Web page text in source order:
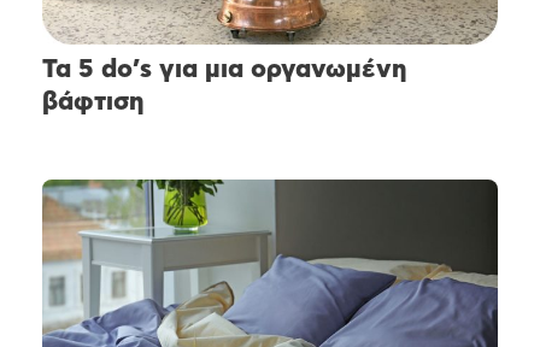
Τα 5 do’s για μια οργανωμένη
βάφτιση